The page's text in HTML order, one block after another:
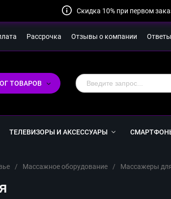
Скидка 10% при первом
Рассрочка Отзывы о компании
ТОВАРОВ
ТЕЛЕВИЗОРЫ И АКСЕССУАРЫ
/ Массажное оборудование / Массажеры